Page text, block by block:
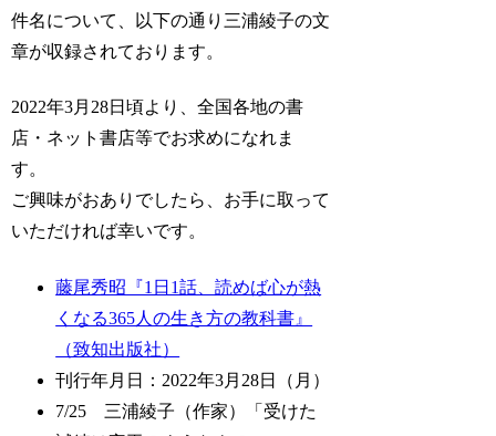
件名について、以下の通り三浦綾子の文
章が収録されております。
2022年3月28日頃より、全国各地の書
店・ネット書店等でお求めになれま
す。
ご興味がおありでしたら、お手に取って
いただければ幸いです。
藤尾秀昭『1日1話、読めば心が熱
くなる365人の生き方の教科書』
（致知出版社）
刊行年月日：2022年3月28日（月）
7/25 三浦綾子（作家）「受けた